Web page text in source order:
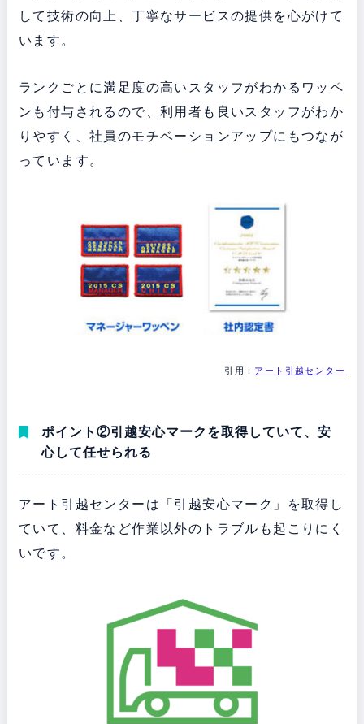
して技術の向上、丁寧なサービスの提供を心がけて
います。
ランクごとに満足度の高いスタッフがわかるワッペ
ンも付与されるので、利用者も良いスタッフがわか
りやすく、社員のモチベーションアップにもつなが
っています。
引用： アート引越センター
ポイント②引越安心マークを取得していて、安
心して任せられる
アート引越センターは「引越安心マーク」を取得し
ていて、料金など作業以外のトラブルも起こりにく
いです。